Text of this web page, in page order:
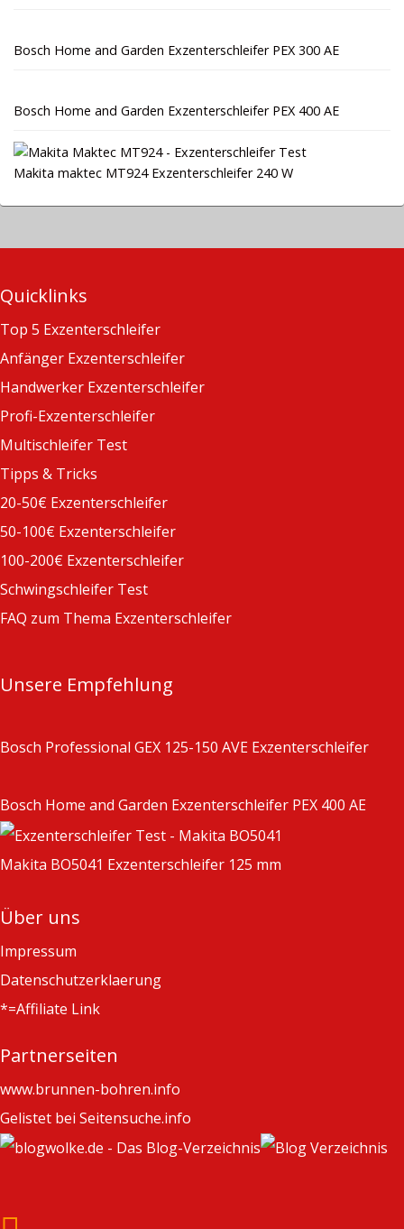
Bosch Home and Garden Exzenterschleifer PEX 300 AE
Bosch Home and Garden Exzenterschleifer PEX 400 AE
Makita maktec MT924 Exzenterschleifer 240 W
Quicklinks
Top 5 Exzenterschleifer
Anfänger Exzenterschleifer
Handwerker Exzenterschleifer
Profi-Exzenterschleifer
Multischleifer Test
Tipps & Tricks
20-50€ Exzenterschleifer
50-100€ Exzenterschleifer
100-200€ Exzenterschleifer
Schwingschleifer Test
FAQ zum Thema Exzenterschleifer
Unsere Empfehlung
Bosch Professional GEX 125-150 AVE Exzenterschleifer
Bosch Home and Garden Exzenterschleifer PEX 400 AE
Makita BO5041 Exzenterschleifer 125 mm
Über uns
Impressum
Datenschutzerklaerung
*=Affiliate Link
Partnerseiten
www.brunnen-bohren.info
Gelistet bei Seitensuche.info